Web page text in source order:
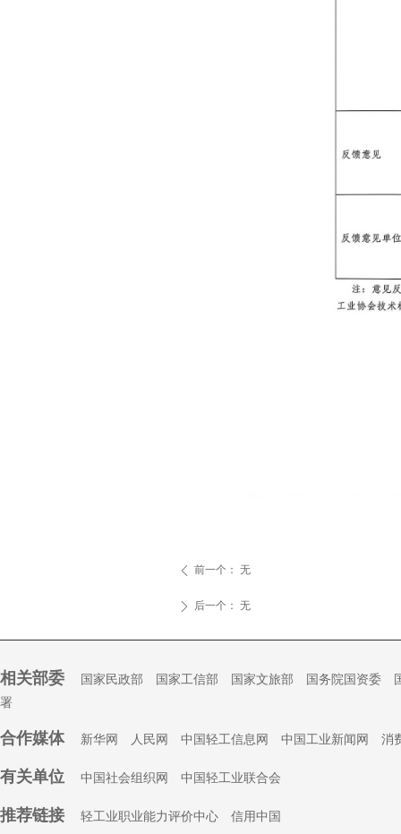
ꄴ 前一个： 无
ꄲ 后一个： 无
相关部委 国家民政部 国家工信部 国家文旅部 国务院国资委
署
合作媒体 新华网 人民网 中国轻工信息网 中国工业新闻网 消
有关单位 中国社会组织网 中国轻工业联合会
推荐链接 轻工业职业能力评价中心 信用中国